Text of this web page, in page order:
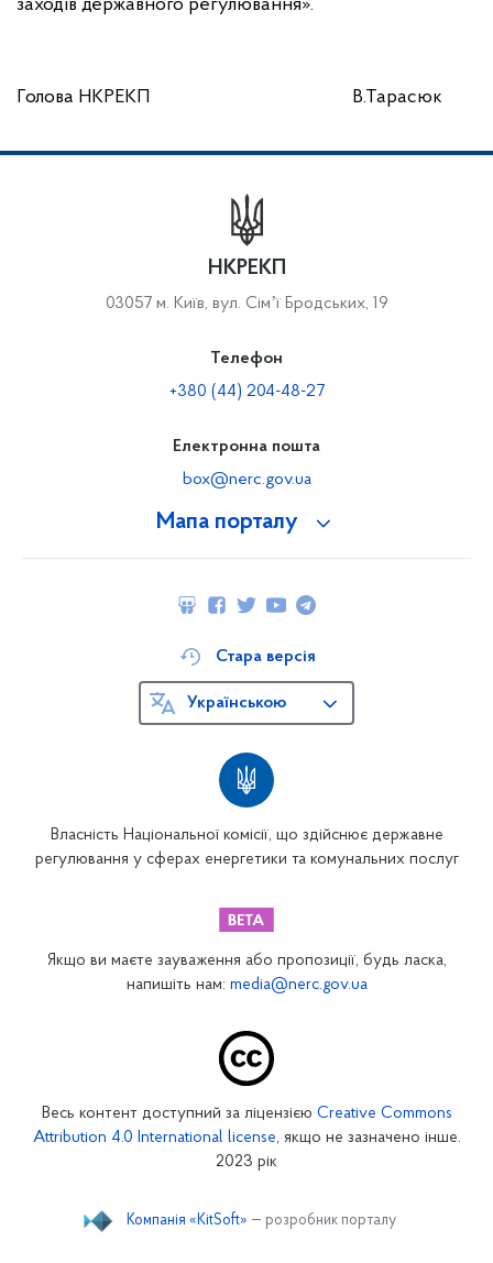
заходів державного регулювання».
Голова НКРЕКП В.Тарасюк
Мапа порталу
НКРЕКП
03057 м. Київ, вул. Сімʼї Бродських, 19
Телефон
+380 (44) 204-48-27
Електронна пошта
box@nerc.gov.ua
Власність Національної комісії, що здійснює державне
регулювання у сферах енергетики та комунальних послуг
Стара версія
Українською
Якщо ви маєте зауваження або пропозиції, будь ласка,
напишіть нам: media@nerc.gov.ua
Весь контент доступний за ліцензією Creative Commons
Attribution 4.0 International license, якщо не зазначено інше.
2023 рік
Компанія «KitSoft» — розробник порталу